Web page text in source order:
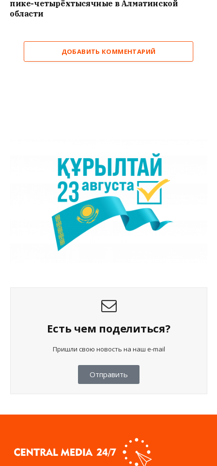
пике-четырёхтысячные в Алматинской
области
ДОБАВИТЬ КОММЕНТАРИЙ
Есть чем поделиться?
Пришли свою новость на наш e-mail
Отправить